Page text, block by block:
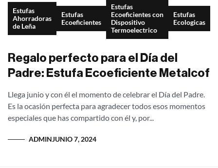
Estufas
Ahorradoras
de Leña
Estufas
Ecoeficientes
Estufas
Ecoeficientes con
Dispositivo
Termoelectrico
Estufas
Ecologicas
Regalo perfecto para el Día del
Padre: Estufa Ecoeficiente Metalcof
Llega junio y con él el momento de celebrar el Día del Padre.
Es la ocasión perfecta para agradecer todos esos momentos
especiales que has compartido con él y, por...
ADMINJUNIO 7, 2024